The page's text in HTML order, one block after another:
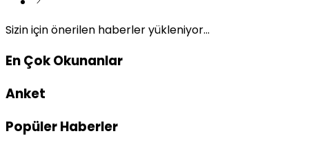
Sizin için önerilen haberler yükleniyor...
En Çok Okunanlar
Anket
Popüler Haberler